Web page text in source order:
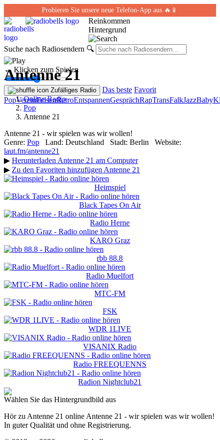
Probieren Sie unsere neue Telefon-App aus 🔥📱
Reinkommen
Hintergrund
Suche nach Radiosendern 🔍
← Klicken zum Spielen
Zufälliges Radio Das beste Favorit
PopVereinFelsenRetroEntspannenGesprächRapTransFalkJazzBaby
Antenne 21
Online-Radio
Pop
Antenne 21
Antenne 21 - wir spielen was wir wollen!
Genre: Pop Land: Deutschland Stadt: Berlin Website:
laut.fm/antenne21
▶ Herunterladen Antenne 21 am Computer
▶ Zu den Favoriten hinzufügen Antenne 21
Heimspiel
Black Tapes On Air
Radio Herne
KARO Graz
rbb 88.8
Radio Muelfort
MTC-FM
FSK
WDR 1LIVE
VISANIX Radio
Radio FREEQUENNS
Radion Nightclub21
Wählen Sie das Hintergrundbild aus
Hör zu Antenne 21 online Antenne 21 - wir spielen was wir wollen!
In guter Qualität und ohne Registrierung.